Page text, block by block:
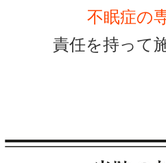
不眠症の
責任を持って